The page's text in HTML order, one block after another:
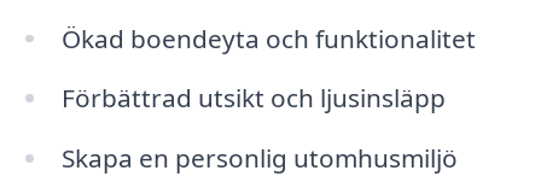
Ökad boendeyta och funktionalitet
Förbättrad utsikt och ljusinsläpp
Skapa en personlig utomhusmiljö